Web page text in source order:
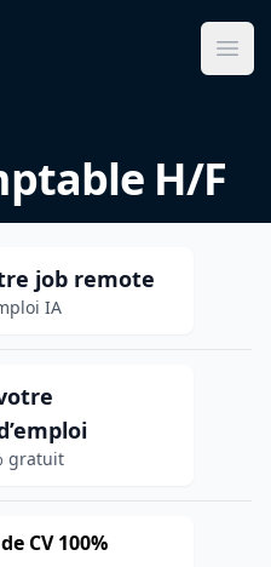
H/F
job remote
IA
gratuit
CV 100%